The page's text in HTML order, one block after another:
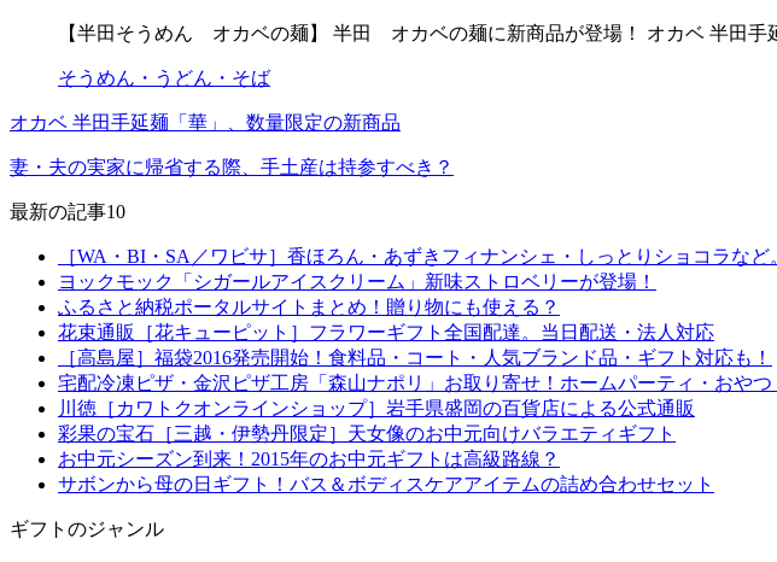
【半田そうめん オカベの麺】 半田 オカベの麺に新商品が登場！ オカベ 半田手
そうめん・うどん・そば
オカベ 半田手延麺「華」、数量限定の新商品
妻・夫の実家に帰省する際、手土産は持参すべき？
最新の記事10
［WA・BI・SA／ワビサ］香ほろん・あずきフィナンシェ・しっとりショコラな
ヨックモック「シガールアイスクリーム」新味ストロベリーが登場！
ふるさと納税ポータルサイトまとめ！贈り物にも使える？
花束通販［花キューピット］フラワーギフト全国配達。当日配送・法人対応
［高島屋］福袋2016発売開始！食料品・コート・人気ブランド品・ギフト対応も！
宅配冷凍ピザ・金沢ピザ工房「森山ナポリ」お取り寄せ！ホームパーティ・おやつ
川徳［カワトクオンラインショップ］岩手県盛岡の百貨店による公式通販
彩果の宝石［三越・伊勢丹限定］天女像のお中元向けバラエティギフト
お中元シーズン到来！2015年のお中元ギフトは高級路線？
サボンから母の日ギフト！バス＆ボディスケアアイテムの詰め合わせセット
ギフトのジャンル